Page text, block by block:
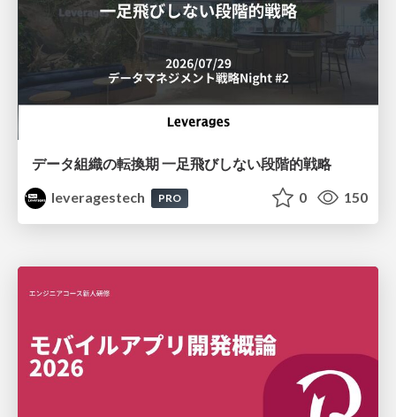
データ組織の転換期 一足飛びしない段階的戦略
leveragestech
PRO 0 150